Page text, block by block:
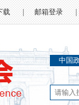
载 | 邮箱登录
中国